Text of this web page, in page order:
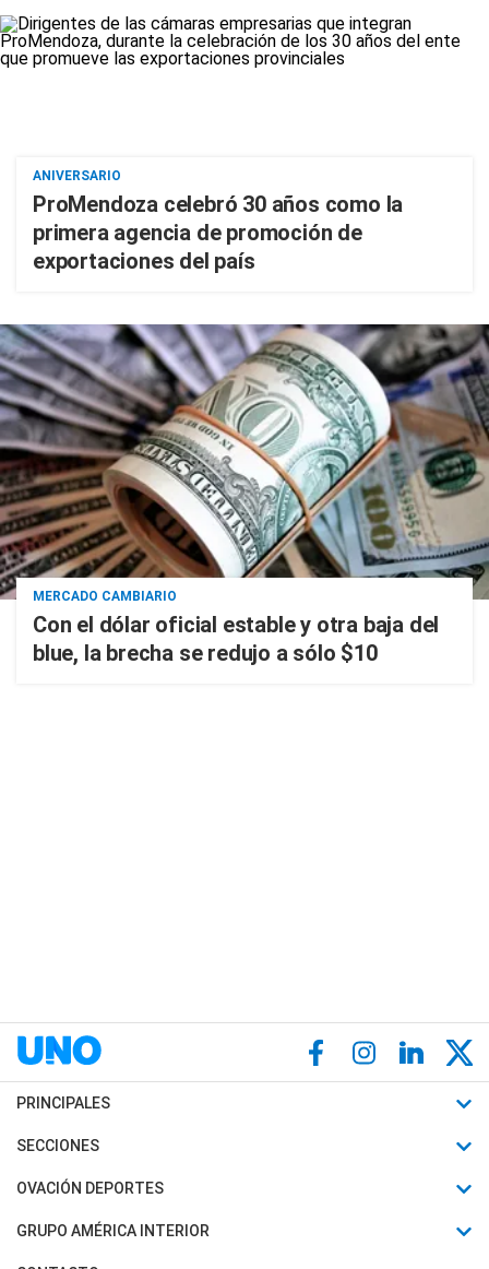
ANIVERSARIO
ProMendoza celebró 30 años como la
primera agencia de promoción de
exportaciones del país
MERCADO CAMBIARIO
Con el dólar oficial estable y otra baja del
blue, la brecha se redujo a sólo $10
PRINCIPALES
Últimas Noticias
Política
SECCIONES
Horóscopo
Motores
OVACIÓN DEPORTES
Fútbol
Mundial
GRUPO AMÉRICA INTERIOR